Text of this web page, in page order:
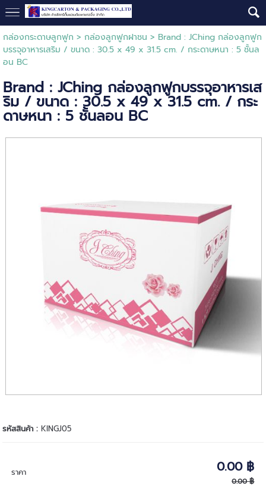
กล่องกระดาษลูกฟูก > กล่องลูกฟูกฝาชน > Brand : JChing กล่องลูกฟูก
บรรจุอาหารเสริม / ขนาด : 30.5 x 49 x 31.5 cm. / กระดาษหนา : 5 ชั้นล
อน BC
Brand : JChing กล่องลูกฟูกบรรจุอาหารเส
ริม / ขนาด : 30.5 x 49 x 31.5 cm. / กระ
ดาษหนา : 5 ชั้นลอน BC
รหัสสินค้า :KINGJ05
ราคา 0.00 ฿
0.00 ฿